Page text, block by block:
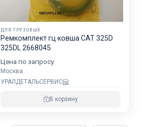
ДЛЯ ГРУЗОВЫХ
Ремкомплект гц ковша CAT 325D
325DL 2668045
Цена по запросу
Москва
УРАЛДЕТАЛЬСЕРВИС
В корзину